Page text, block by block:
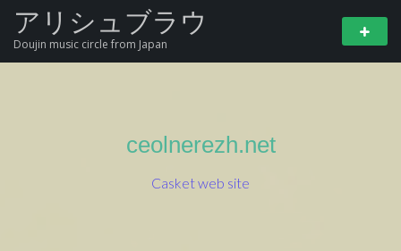
アリシュブラウ
Doujin music circle from Japan
ceolnerezh.net
Casket web site